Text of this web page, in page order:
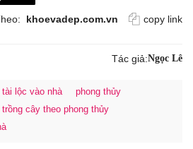
khoevadep.com.vn copy link
Tác giả:Ngọc Lê
lộc vào nhà
phong thủy
trồng cây theo phong thủy